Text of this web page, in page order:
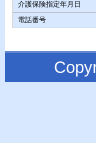
介護保険指定年月日
電話番号